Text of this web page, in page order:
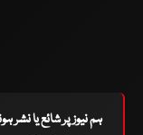
ہم نیوز پر شائع یا نشر